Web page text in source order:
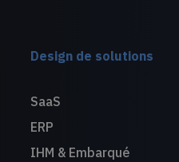
Design de solutions
SaaS
ERP
IHM & Embarqué